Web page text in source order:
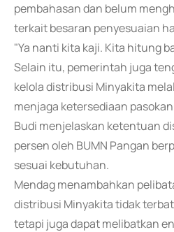
pembahasan dan belum
terkait besaran penyesuaian
"Ya nanti kita kaji. Kita hitung
Selain itu, pemerintah juga
kelola distribusi Minyakita
menjaga ketersediaan
Budi menjelaskan ketentuan
persen oleh BUMN Pangan
sesuai kebutuhan.
Mendag menambahkan
distribusi Minyakita tidak
tetapi juga dapat melibatkan